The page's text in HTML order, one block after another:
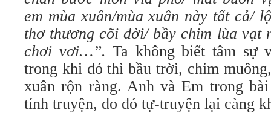
em mùa xuân/mùa xuân này tất cả/
thơ thương cõi đời/ bầy chim lùa vạt
chơi vơi…”.Ta không biết tâm sự
trong khi đó thì bầu trời, chim
xuân rộn ràng. Anh và Em trong
tính truyện, do đó tự-truyện lại càng